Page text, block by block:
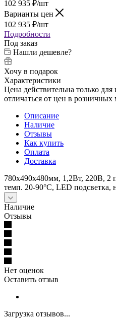
102 935 ₽/шт
Варианты цен
102 935 ₽/шт
Подробности
Под заказ
Нашли дешевле?
Хочу в подарок
Характеристики
Цена действительна только
отличаться от цен в розничных
Описание
Наличие
Отзывы
Как купить
Оплата
Доставка
780х490х480мм, 1,2Вт, 220В, 2
темп. 20-90°С, LED подсветка,
Наличие
Отзывы
Нет оценок
Оставить отзыв
Загрузка отзывов...